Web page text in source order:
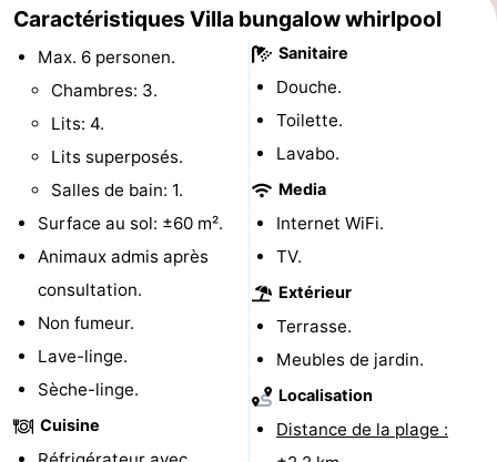
du
vélo
Randonnée
-
Équitation
Surfen
Peche
Sportive
Equitation
-
Promenade
sur
les
Wadden
Observation
des
phoques
Boire
et
manger
Événements
Pratiques
Caractéristiques Villa bungalow whirlpool
Max. 6 personen.
Chambres: 3.
Lits: 4.
Lits superposés.
Salles de bain: 1.
Surface au sol: ±60 m².
Animaux admis après
consultation.
Non fumeur.
Lave-linge.
Sèche-linge.
Cuisine
Sanitaire
Douche.
Toilette.
Lavabo.
Media
Internet WiFi.
TV.
Extérieur
Terrasse.
Meubles de jardin.
Localisation
Distance de la plage :